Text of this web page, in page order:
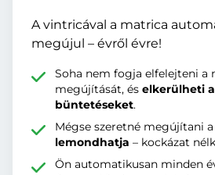
A vintricával a matrica
megújul – évről évre!
Soha nem fogja elfelejteni a
megújítását, éselkerülheti
büntetéseket.
Mégse szeretné megújítani
lemondhatja – kockázat
Ön automatikusan minden